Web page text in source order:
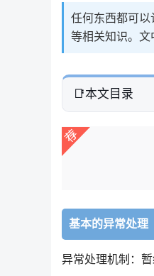
任何东西都可
等相关知识。
本文目录
基本的异常处理
异常处理机制：